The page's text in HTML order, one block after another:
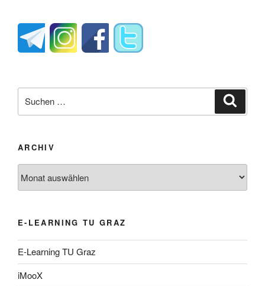
nach:
ARCHIV
E-LEARNING TU GRAZ
E-Learning TU Graz
iMooX